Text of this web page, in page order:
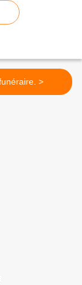
Urne funéraire. >